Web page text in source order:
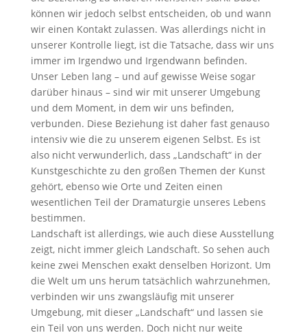
können wir jedoch selbst entscheiden, ob und wann
wir einen Kontakt zulassen. Was allerdings nicht in
unserer Kontrolle liegt, ist die Tatsache, dass wir uns
immer im Irgendwo und Irgendwann befinden.
Unser Leben lang – und auf gewisse Weise sogar
darüber hinaus – sind wir mit unserer Umgebung
und dem Moment, in dem wir uns befinden,
verbunden. Diese Beziehung ist daher fast genauso
intensiv wie die zu unserem eigenen Selbst. Es ist
also nicht verwunderlich, dass „Landschaft“ in der
Kunstgeschichte zu den großen Themen der Kunst
gehört, ebenso wie Orte und Zeiten einen
wesentlichen Teil der Dramaturgie unseres Lebens
bestimmen.
Landschaft ist allerdings, wie auch diese Ausstellung
zeigt, nicht immer gleich Landschaft. So sehen auch
keine zwei Menschen exakt denselben Horizont. Um
die Welt um uns herum tatsächlich wahrzunehmen,
verbinden wir uns zwangsläufig mit unserer
Umgebung, mit dieser „Landschaft“ und lassen sie
ein Teil von uns werden. Doch nicht nur weite